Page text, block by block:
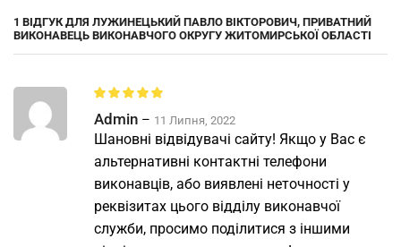
1 ВІДГУК ДЛЯ ЛУЖИНЕЦЬКИЙ ПАВЛО ВІКТОРОВИЧ, ПРИВАТНИЙ
ВИКОНАВЕЦЬ ВИКОНАВЧОГО ОКРУГУ ЖИТОМИРСЬКОЇ ОБЛАСТІ
Admin – 11 Липня, 2022
Шановні відвідувачі сайту! Якщо у Вас є
альтернативні контактні телефони
виконавців, або виявлені неточності у
реквізитах цього відділу виконавчої
служби, просимо поділитися з іншими